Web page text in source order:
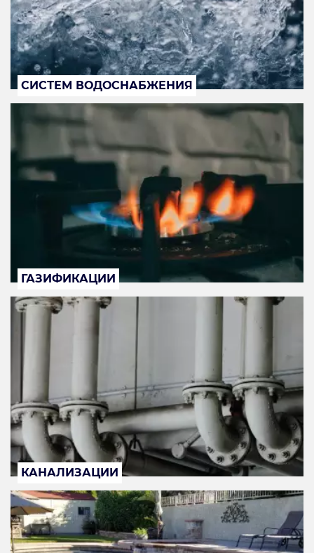
СИСТЕМ ВОДОСНАБЖЕНИЯ
ГАЗИФИКАЦИИ
КАНАЛИЗАЦИИ